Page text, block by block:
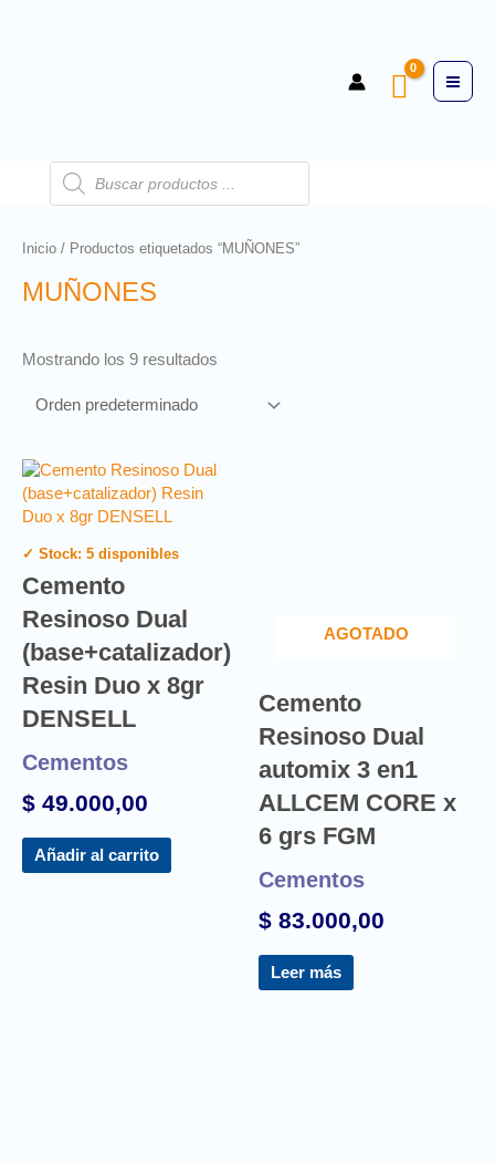
Inicio / Productos etiquetados “MUÑONES”
MUÑONES
Mostrando los 9 resultados
✓ Stock: 5 disponibles
Cemento
Resinoso Dual
(base+catalizador)
Resin Duo x 8gr
DENSELL
Cementos
$ 49.000,00
Añadir al carrito
AGOTADO
Cemento
Resinoso Dual
automix 3 en1
ALLCEM CORE x
6 grs FGM
Cementos
$ 83.000,00
Leer más